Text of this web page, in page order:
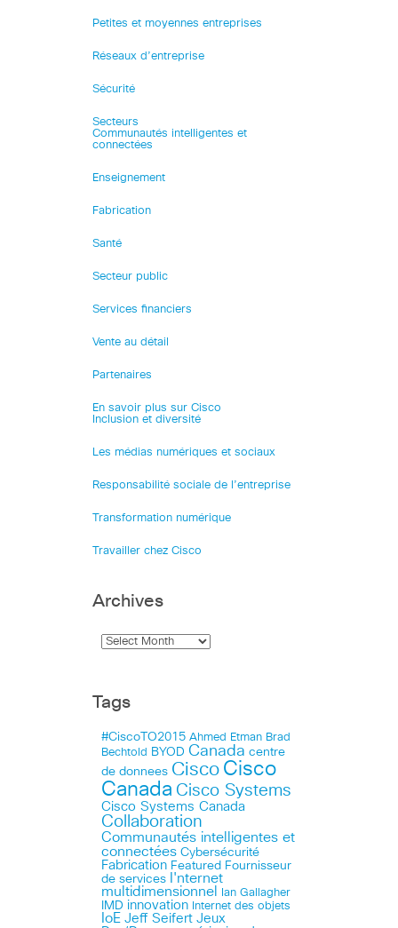
Petites et moyennes entreprises
Réseaux d’entreprise
Sécurité
Secteurs
Communautés intelligentes et
connectées
Enseignement
Fabrication
Santé
Secteur public
Services financiers
Vente au détail
Partenaires
En savoir plus sur Cisco
Inclusion et diversité
Les médias numériques et sociaux
Responsabilité sociale de l’entreprise
Transformation numérique
Travailler chez Cisco
Archives
Tags
#CiscoTO2015 Ahmed Etman Brad
Bechtold
BYOD Canada centre
de donnees Cisco Cisco
Canada Cisco Systems
Cisco Systems Canada
Collaboration
Communautés intelligentes et
connectées Cybersécurité
Fabrication Featured Fournisseur
de services
I'nternet
multidimensionnel
Ian Gallagher
IMD innovation Internet des objets
IoE Jeff Seifert Jeux